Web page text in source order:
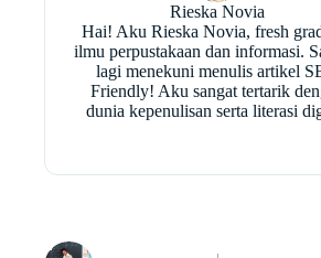
Rieska Novia
Hai! Aku Rieska Novia, fresh
ilmu perpustakaan dan informasi.
lagi menekuni menulis artikel
Friendly! Aku sangat tertarik
dunia kepenulisan serta literasi